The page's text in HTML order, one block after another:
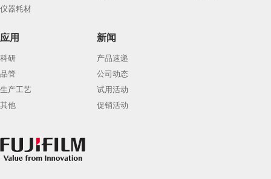
仪器耗材
应用
科研
品管
生产工艺
其他
新闻
产品速递
公司动态
试用活动
促销活动